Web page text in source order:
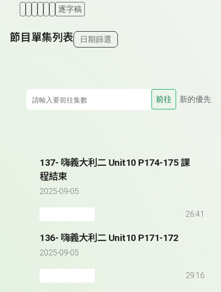
逐字稿
節目單集列表 日期篩選
前往 新的優先
137- 嗨義大利二 Unit10 P174-175 課
程結束
2025-09-05
26:41
136- 嗨義大利二 Unit10 P171-172
2025-09-05
29:16